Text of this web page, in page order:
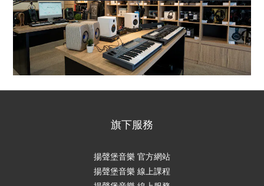
旗下服務
揚聲堡音樂 官方網站
揚聲堡音樂 線上課程